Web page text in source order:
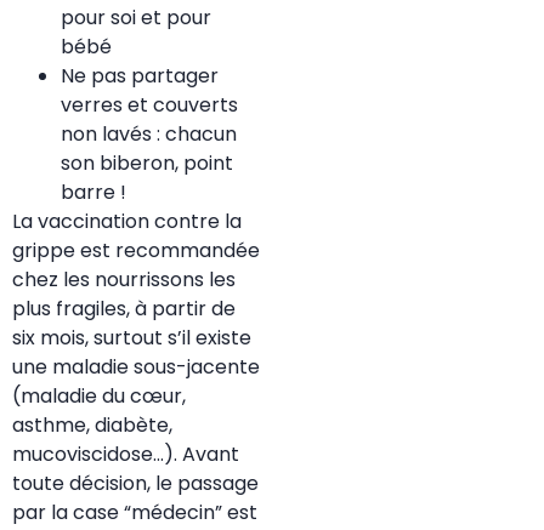
pour soi et pour
bébé
Ne pas partager
verres et couverts
non lavés : chacun
son biberon, point
barre !
La vaccination contre la
grippe est recommandée
chez les nourrissons les
plus fragiles, à partir de
six mois, surtout s’il existe
une maladie sous-jacente
(maladie du cœur,
asthme, diabète,
mucoviscidose…). Avant
toute décision, le passage
par la case “médecin” est